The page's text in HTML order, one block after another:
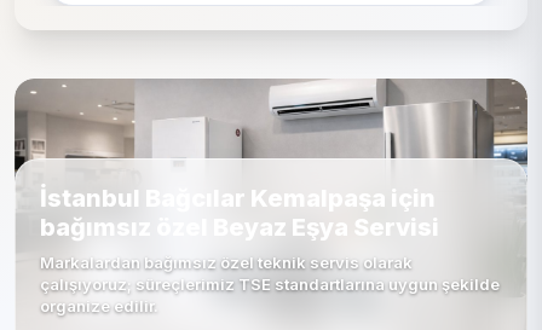
İstanbul Bağcılar Kemalpaşa için
bağımsız özel Beyaz Eşya Servisi
Markalardan bağımsız özel teknik servis olarak
çalışıyoruz; süreçlerimiz TSE standartlarına uygun şekilde
organize edilir.